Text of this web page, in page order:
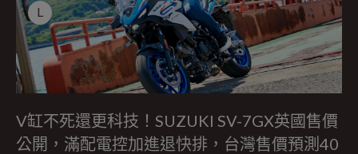
L
V缸不死還更科技！SUZUKI SV-7GX英國售價
公開，滿配電控加進退快排，台灣售價預測40